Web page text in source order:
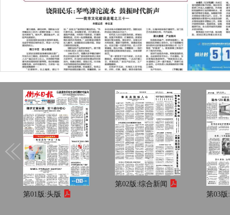
第01版:头版
第02版:综合新闻
第03版: